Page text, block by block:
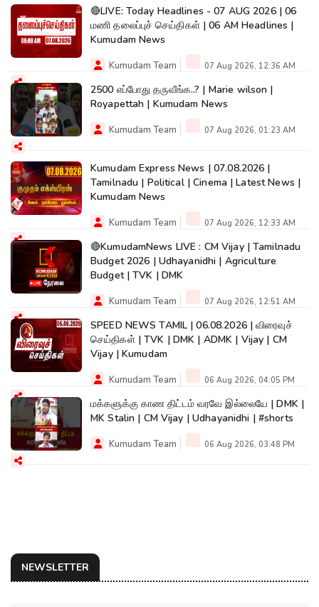
🔴LIVE: Today Headlines - 07 AUG 2026 | 06
மணி தலைப்புச் செய்திகள் | 06 AM Headlines |
Kumudam News
Kumudam Team 07 Aug 2026, 12:36 AM
2500 எப்போது தருவீங்க..? | Marie wilson |
Royapettah | Kumudam News
Kumudam Team 07 Aug 2026, 01:23 AM
Kumudam Express News | 07.08.2026 |
Tamilnadu | Political | Cinema | Latest News |
Kumudam News
Kumudam Team 07 Aug 2026, 12:33 AM
🔴KumudamNews LIVE : CM Vijay | Tamilnadu
Budget 2026 | Udhayanidhi | Agriculture
Budget | TVK | DMK
Kumudam Team 07 Aug 2026, 12:51 AM
SPEED NEWS TAMIL | 06.08.2026 | விரைவுச்
செய்திகள் | TVK | DMK | ADMK | Vijay | CM
Vijay | Kumudam
Kumudam Team 06 Aug 2026, 04:05 PM
மக்களுக்கு காண திட்டம் வரவே இல்லையே | DMK |
MK Stalin | CM Vijay | Udhayanidhi | #shorts
Kumudam Team 06 Aug 2026, 03:48 PM
NEWSLETTER